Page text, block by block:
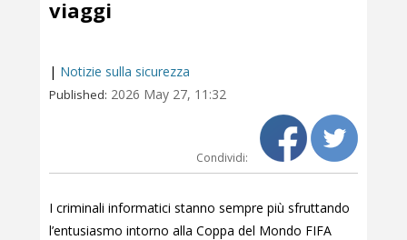
viaggi
| Notizie sulla sicurezza
Published: 2026 May 27, 11:32
Condividi:
I criminali informatici stanno sempre più sfruttando
l’entusiasmo intorno alla Coppa del Mondo FIFA